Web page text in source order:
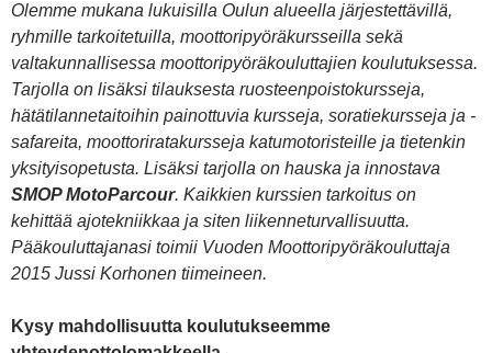
Olemme mukana lukuisilla Oulun alueella järjestettävillä,
ryhmille tarkoitetuilla, moottoripyöräkursseilla sekä
valtakunnallisessa moottoripyöräkouluttajien koulutuksessa.
Tarjolla on lisäksi tilauksesta ruosteenpoistokursseja,
hätätilannetaitoihin painottuvia kursseja, soratiekursseja ja -
safareita, moottoriratakursseja katumotoristeille ja tietenkin
yksityisopetusta. Lisäksi tarjolla on hauska ja innostava
SMOP MotoParcour. Kaikkien kurssien tarkoitus on
kehittää ajotekniikkaa ja siten liikenneturvallisuutta.
Pääkouluttajanasi toimii Vuoden Moottoripyöräkouluttaja
2015 Jussi Korhonen tiimeineen.
Kysy mahdollisuutta koulutukseemme